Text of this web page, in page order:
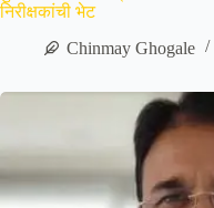
निरीक्षकांची भेट
Chinmay Ghogale